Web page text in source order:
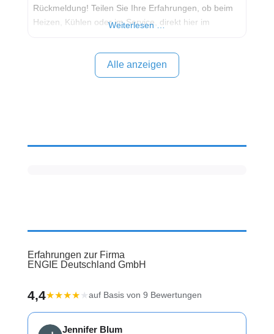
Rückmeldung! Teilen Sie Ihre Erfahrungen, ob beim
Heizen, Kühlen oder im Service, direkt hier im
Sollten Sie eine kritische Meinung äußern, so geben
Sie diese bitte mit konkreten Details an und bleiben
Weiterlesen …
Alle anzeigen
Erfahrungen zur Firma
ENGIE Deutschland GmbH
4,4★★★★ ★auf Basis von 9 Bewertungen
Jennifer Blum